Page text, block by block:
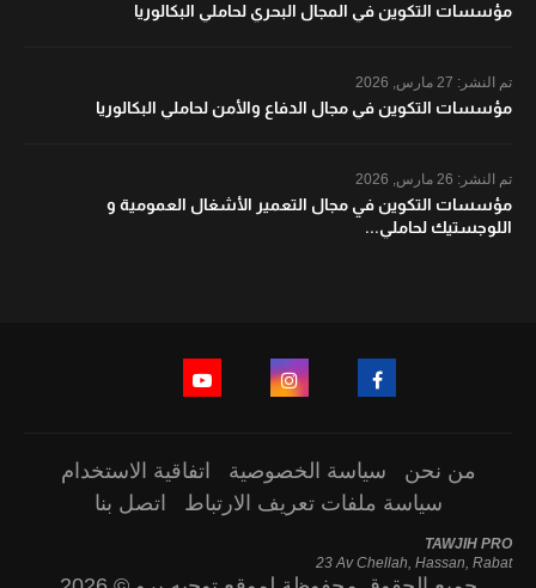
مؤسسات التكوين في المجال البحري لحاملي البكالوريا
تم النشر:
مؤسسات التكوين في مجال الدفاع والأمن لحاملي البكالوريا
تم النشر:
مؤسسات التكوين في مجال التعمير الأشغال العمومية و
اللوجستيك لحاملي...
من نحن سياسة الخصوصية
اتفاقية الاستخدام
سياسة ملفات تعريف الارتباط
اتصل بنا
TAWJIH PRO
23 Av Chellah, Hassan, Rabat